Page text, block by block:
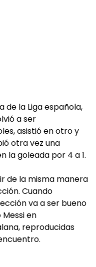
de la Liga española,
a ser
asistió en otro y
otra vez una
la goleada por 4 a 1.
de la misma manera
Cuando
va a ser bueno
en
reproducidas